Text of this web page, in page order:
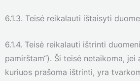
6.1.3. Teisė reikalauti ištaisyti
6.1.4. Teisė reikalauti ištrinti
pamirštam“). Ši teisė netaikoma, jei
kuriuos prašoma ištrinti, yra